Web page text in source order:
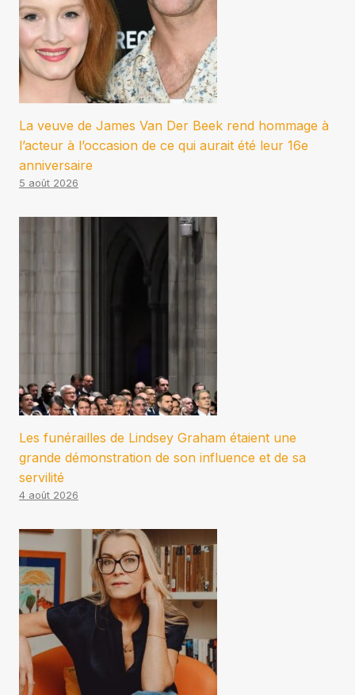
La veuve de James Van Der Beek rend hommage à
l’acteur à l’occasion de ce qui aurait été leur 16e
anniversaire
5 août 2026
Les funérailles de Lindsey Graham étaient une
grande démonstration de son influence et de sa
servilité
4 août 2026